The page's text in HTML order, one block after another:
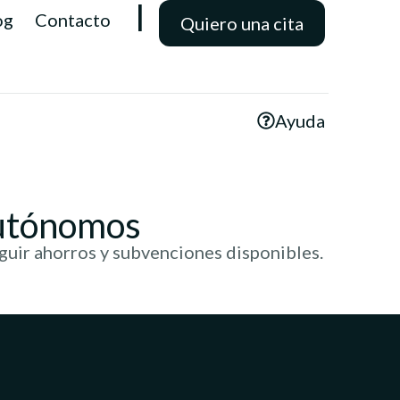
Contacto l Quiero una cita
Ayuda
ahorros y subvenciones disponibles.